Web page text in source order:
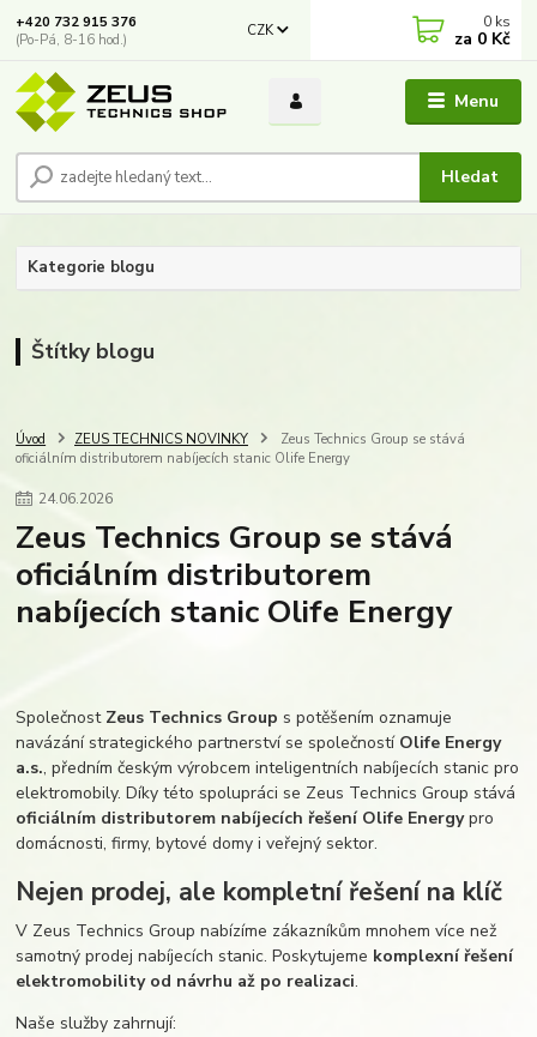
Menu
CZK
Hledat
+420 732 915 376
(Po-Pá, 8-16 hod.)
0 ks
za 0 Kč
Kategorie blogu
Štítky blogu
Úvod ZEUS TECHNICS NOVINKY
Zeus Technics Group se stává
oficiálním distributorem nabíjecích stanic Olife Energy
24.06.2026
Zeus Technics Group se stává
oficiálním distributorem
nabíjecích stanic Olife Energy
Společnost Zeus Technics Group s potěšením oznamuje
navázání strategického partnerství se společností Olife Energy
a.s., předním českým výrobcem inteligentních nabíjecích stanic pro
elektromobily. Díky této spolupráci se Zeus Technics Group stává
oficiálním distributorem nabíjecích řešení Olife Energypro
domácnosti, firmy, bytové domy i veřejný sektor.
Nejen prodej, ale kompletní řešení na klíč
V Zeus Technics Group nabízíme zákazníkům mnohem více než
samotný prodej nabíjecích stanic. Poskytujeme komplexní řešení
elektromobility od návrhu až po realizaci.
Naše služby zahrnují: